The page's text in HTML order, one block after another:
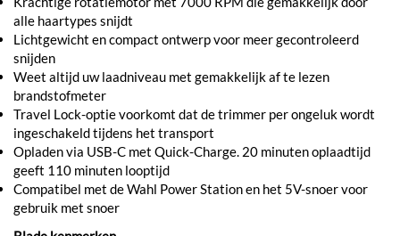
alle haartypes snijdt
Lichtgewicht en compact ontwerp voor meer gecontroleerd
snijden
Weet altijd uw laadniveau met gemakkelijk af te lezen
brandstofmeter
Travel Lock-optie voorkomt dat de trimmer per ongeluk wordt
ingeschakeld tijdens het transport
Opladen via USB-C met Quick-Charge. 20 minuten oplaadtijd
geeft 110 minuten looptijd
Compatibel met de Wahl Power Station en het 5V-snoer voor
gebruik met snoer